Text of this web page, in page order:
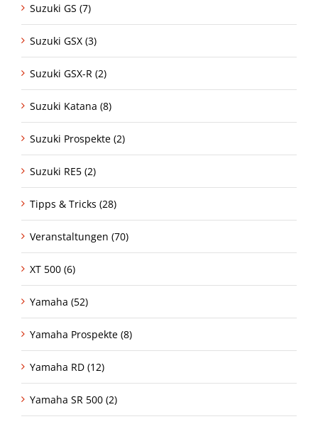
Suzuki GS (7)
Suzuki GSX (3)
Suzuki GSX-R (2)
Suzuki Katana (8)
Suzuki Prospekte (2)
Suzuki RE5 (2)
Tipps & Tricks (28)
Veranstaltungen (70)
XT 500 (6)
Yamaha (52)
Yamaha Prospekte (8)
Yamaha RD (12)
Yamaha SR 500 (2)